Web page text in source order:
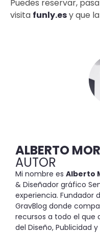
Puedes reservar,
visita funly.esy que
ALBERTO
AUTOR
Mi nombre es Alberto
& Diseñador gráfico
experiencia. Fundador
GravBlog donde
recursos a todo el que
del Diseño, Publicidad